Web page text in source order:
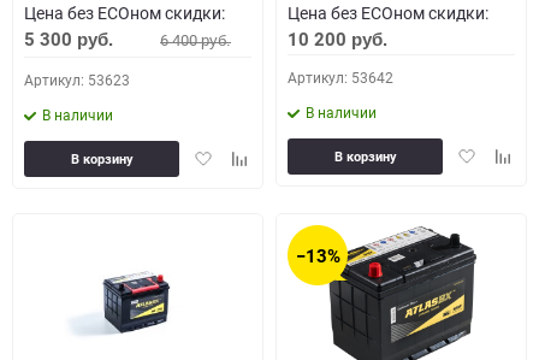
Цена без ECOном скидки:
5 300 руб. 6 400руб.
Артикул: 53623
В наличии
ДобавитьДобавить
В корзину
Цена без ECOном скидки:
10 200 руб.
Артикул: 53642
В наличии
Добавить
В корзину
−13%